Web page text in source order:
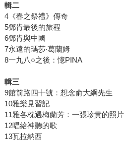
輯二
4《春之祭禮》傳奇
5鄧肯最後的旅程
6鄧肯與中國
7永遠的瑪莎‧葛蘭姆
8一九八○之後：憶PINA
輯三
9館前路四十號：想念俞大綱先生
10雅樂見習記
11雅各枕遇梅蘭芳：一張珍貴的照片
12唱給神聽的歌
13瓦拉納西